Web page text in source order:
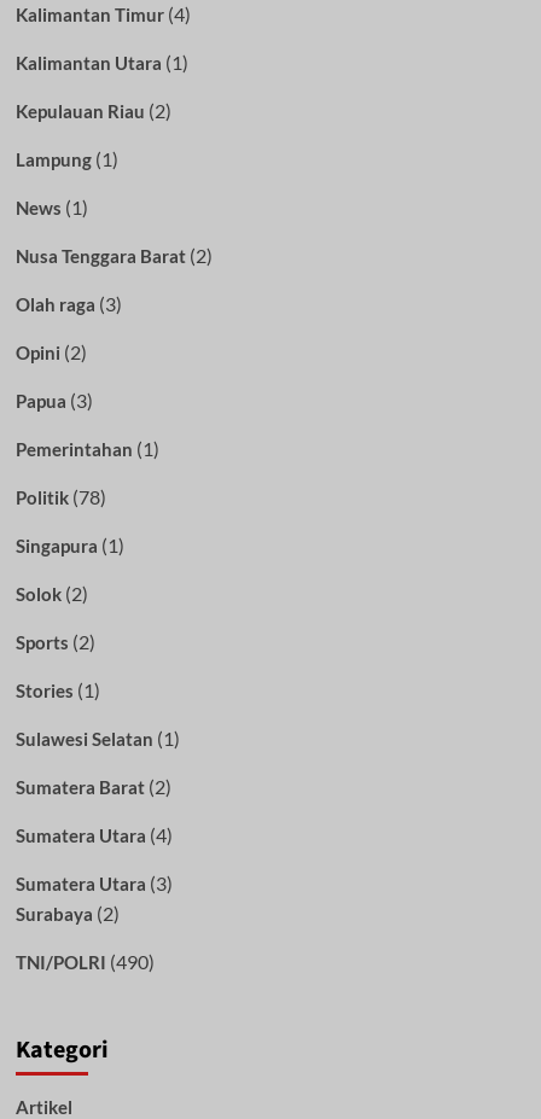
Kalimantan Timur(4)
Kalimantan Utara (1)
Kepulauan Riau (2)
Lampung(1)
News (1)
Nusa Tenggara Barat(2)
Olah raga (3)
Opini (2)
Papua (3)
Pemerintahan (1)
Politik(78)
Singapura (1)
Solok(2)
Sports (2)
Stories (1)
Sulawesi Selatan (1)
Sumatera Barat(2)
Sumatera Utara (4)
Sumatera Utara (3)
Surabaya (2)
TNI/POLRI (490)
Kategori
Artikel